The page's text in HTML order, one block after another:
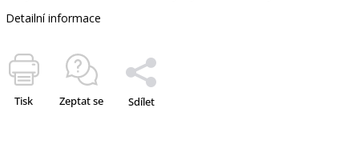
Detailní informace
Tisk Zeptat se Sdílet